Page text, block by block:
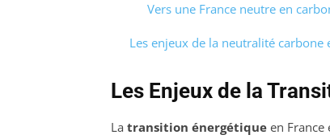
Vers une France neutre en
Les enjeux de la neutralité
Les Enjeux de la
La transition énergétique en